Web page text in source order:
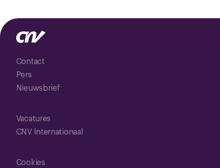
Contact
Pers
Nieuwsbrief
Vacatures
CNV Internationaal
Cookies